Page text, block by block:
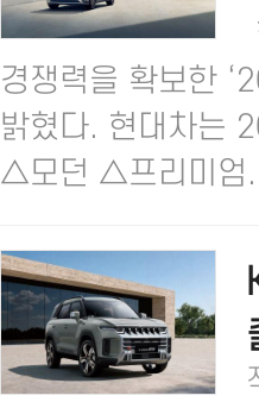
경쟁력을 확보한
밝혔다. ​현대차는
△모던 △프리미엄